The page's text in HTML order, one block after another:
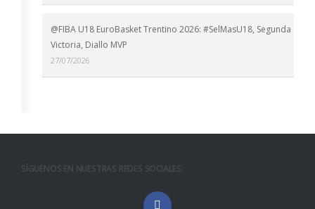
@FIBA U18 EuroBasket Trentino 2026: #SelMasU18, Segunda
Victoria, Diallo MVP
27/07/2026
SÍGUENOS EN NUESTRAS REDES SOCIALES: